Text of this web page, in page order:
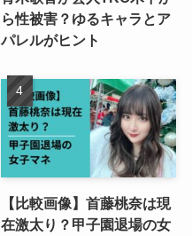
ら性被害？ゆるキャラとア
パレルがヒント
【比較画像】首藤桃奈は現
在激太り？甲子園退場の女